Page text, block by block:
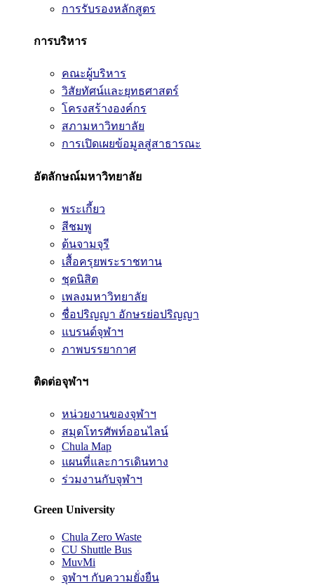
การรับรองหลักสูตร
การบริหาร
คณะผู้บริหาร
วิสัยทัศน์และยุทธศาสตร์
โครงสร้างองค์กร
สภามหาวิทยาลัย
การเปิดเผยข้อมูลสู่สาธารณะ
อัตลักษณ์มหาวิทยาลัย
พระเกี้ยว
สีชมพู
ต้นจามจุรี
เสื้อครุยพระราชทาน
ชุดนิสิต
เพลงมหาวิทยาลัย
ชื่อปริญญา อักษรย่อปริญญา
แบรนด์จุฬาฯ
ภาพบรรยากาศ
ติดต่อจุฬาฯ
หน่วยงานของจุฬาฯ
สมุดโทรศัพท์ออนไลน์
Chula Map
แผนที่และการเดินทาง
ร่วมงานกับจุฬาฯ
Green University
Chula Zero Waste
CU Shuttle Bus
MuvMi
จุฬาฯ กับความยั่งยืน